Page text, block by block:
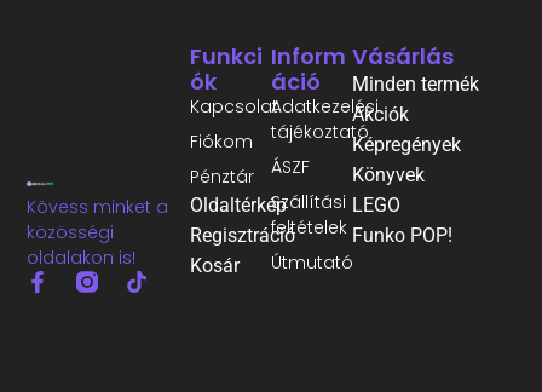
Kövess minket a
közösségi
oldalakon is!
Inform
Áció
Adatkezelési
tájékoztató
ÁSZF
Szállítási
feltételek
Útmutató
Funkci
Ók
Kapcsolat
Fiókom
Pénztár
Oldaltérkép
Regisztráció
Kosár
Vásárlás
Minden termék
Akciók
Képregények
Könyvek
LEGO
Funko POP!